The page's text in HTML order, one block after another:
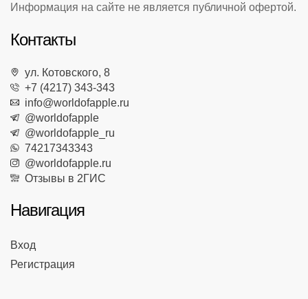
Информация на сайте не является публичной офертой.
Контакты
ул. Котовского, 8
+7 (4217) 343-343
info@worldofapple.ru
@worldofapple
@worldofapple_ru
74217343343
@worldofapple.ru
Отзывы в 2ГИС
Навигация
Вход
Регистрация